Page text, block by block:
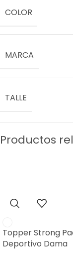
COLOR
MARCA
TALLE
Productos
Topper Strong
Deportivo Dama